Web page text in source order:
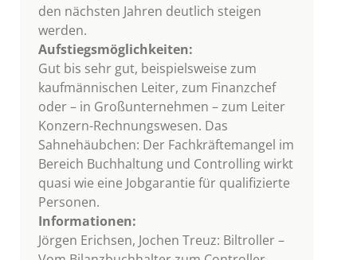
den nächsten Jahren deutlich steigen
werden.
Aufstiegsmöglichkeiten:
Gut bis sehr gut, beispielsweise zum
kaufmännischen Leiter, zum Finanzchef
oder – in Großunternehmen – zum Leiter
Konzern-Rechnungswesen. Das
Sahnehäubchen: Der Fachkräftemangel im
Bereich Buchhaltung und Controlling wirkt
quasi wie eine Jobgarantie für qualifizierte
Personen.
Informationen:
Jörgen Erichsen, Jochen Treuz: Biltroller –